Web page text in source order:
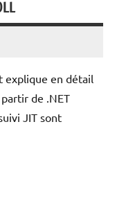
explique en détail
de .NET
JIT sont